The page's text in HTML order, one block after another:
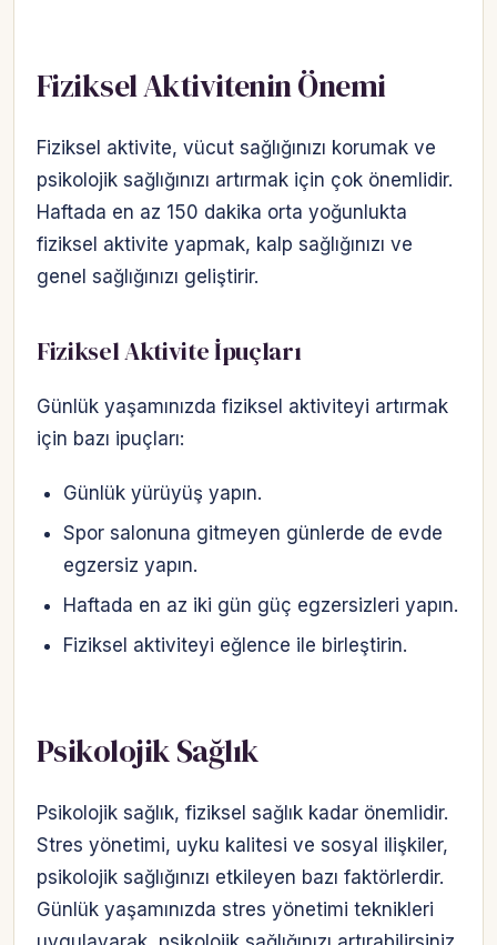
Fiziksel Aktivitenin Önemi
Fiziksel aktivite, vücut sağlığınızı korumak ve
psikolojik sağlığınızı artırmak için çok önemlidir.
Haftada en az 150 dakika orta yoğunlukta
fiziksel aktivite yapmak, kalp sağlığınızı ve
genel sağlığınızı geliştirir.
Fiziksel Aktivite İpuçları
Günlük yaşamınızda fiziksel aktiviteyi artırmak
için bazı ipuçları:
Günlük yürüyüş yapın.
Spor salonuna gitmeyen günlerde de evde
egzersiz yapın.
Haftada en az iki gün güç egzersizleri yapın.
Fiziksel aktiviteyi eğlence ile birleştirin.
Psikolojik Sağlık
Psikolojik sağlık, fiziksel sağlık kadar önemlidir.
Stres yönetimi, uyku kalitesi ve sosyal ilişkiler,
psikolojik sağlığınızı etkileyen bazı faktörlerdir.
Günlük yaşamınızda stres yönetimi teknikleri